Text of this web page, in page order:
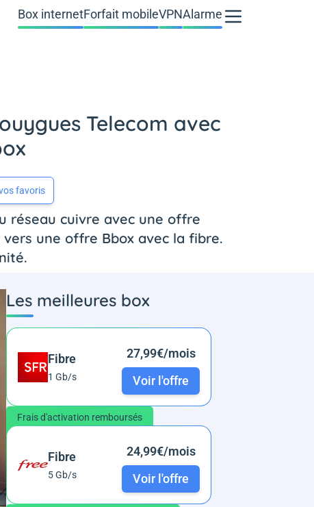
Box internetForfait mobileVPNAlarme
Telecom avec
favoris
réseau cuivre avec une offre
une offre Bbox avec la fibre.
Les meilleures box
Fibre
1 Gb/s
27,99€/mois
Voir l'offre
Frais d'activation remboursés
Fibre
5 Gb/s
24,99€/mois
Voir l'offre